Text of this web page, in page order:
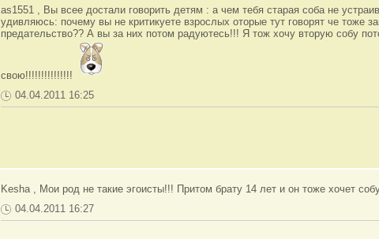
as1551 , Вы всее достали говорить детям : а чем тебя старая соба не
удивляюсь: почему вы не критикуете взрослых оторые тут говорят че тоже
предательство?? А вы за них потом радуютесь!!! Я тож хочу вторую собу
свою!!!!!!!!!!!!!!!
04.04.2011 16:25
Kesha , Мои род не такие эгоисты!!! Притом брату 14 лет и он тоже хочет
04.04.2011 16:27